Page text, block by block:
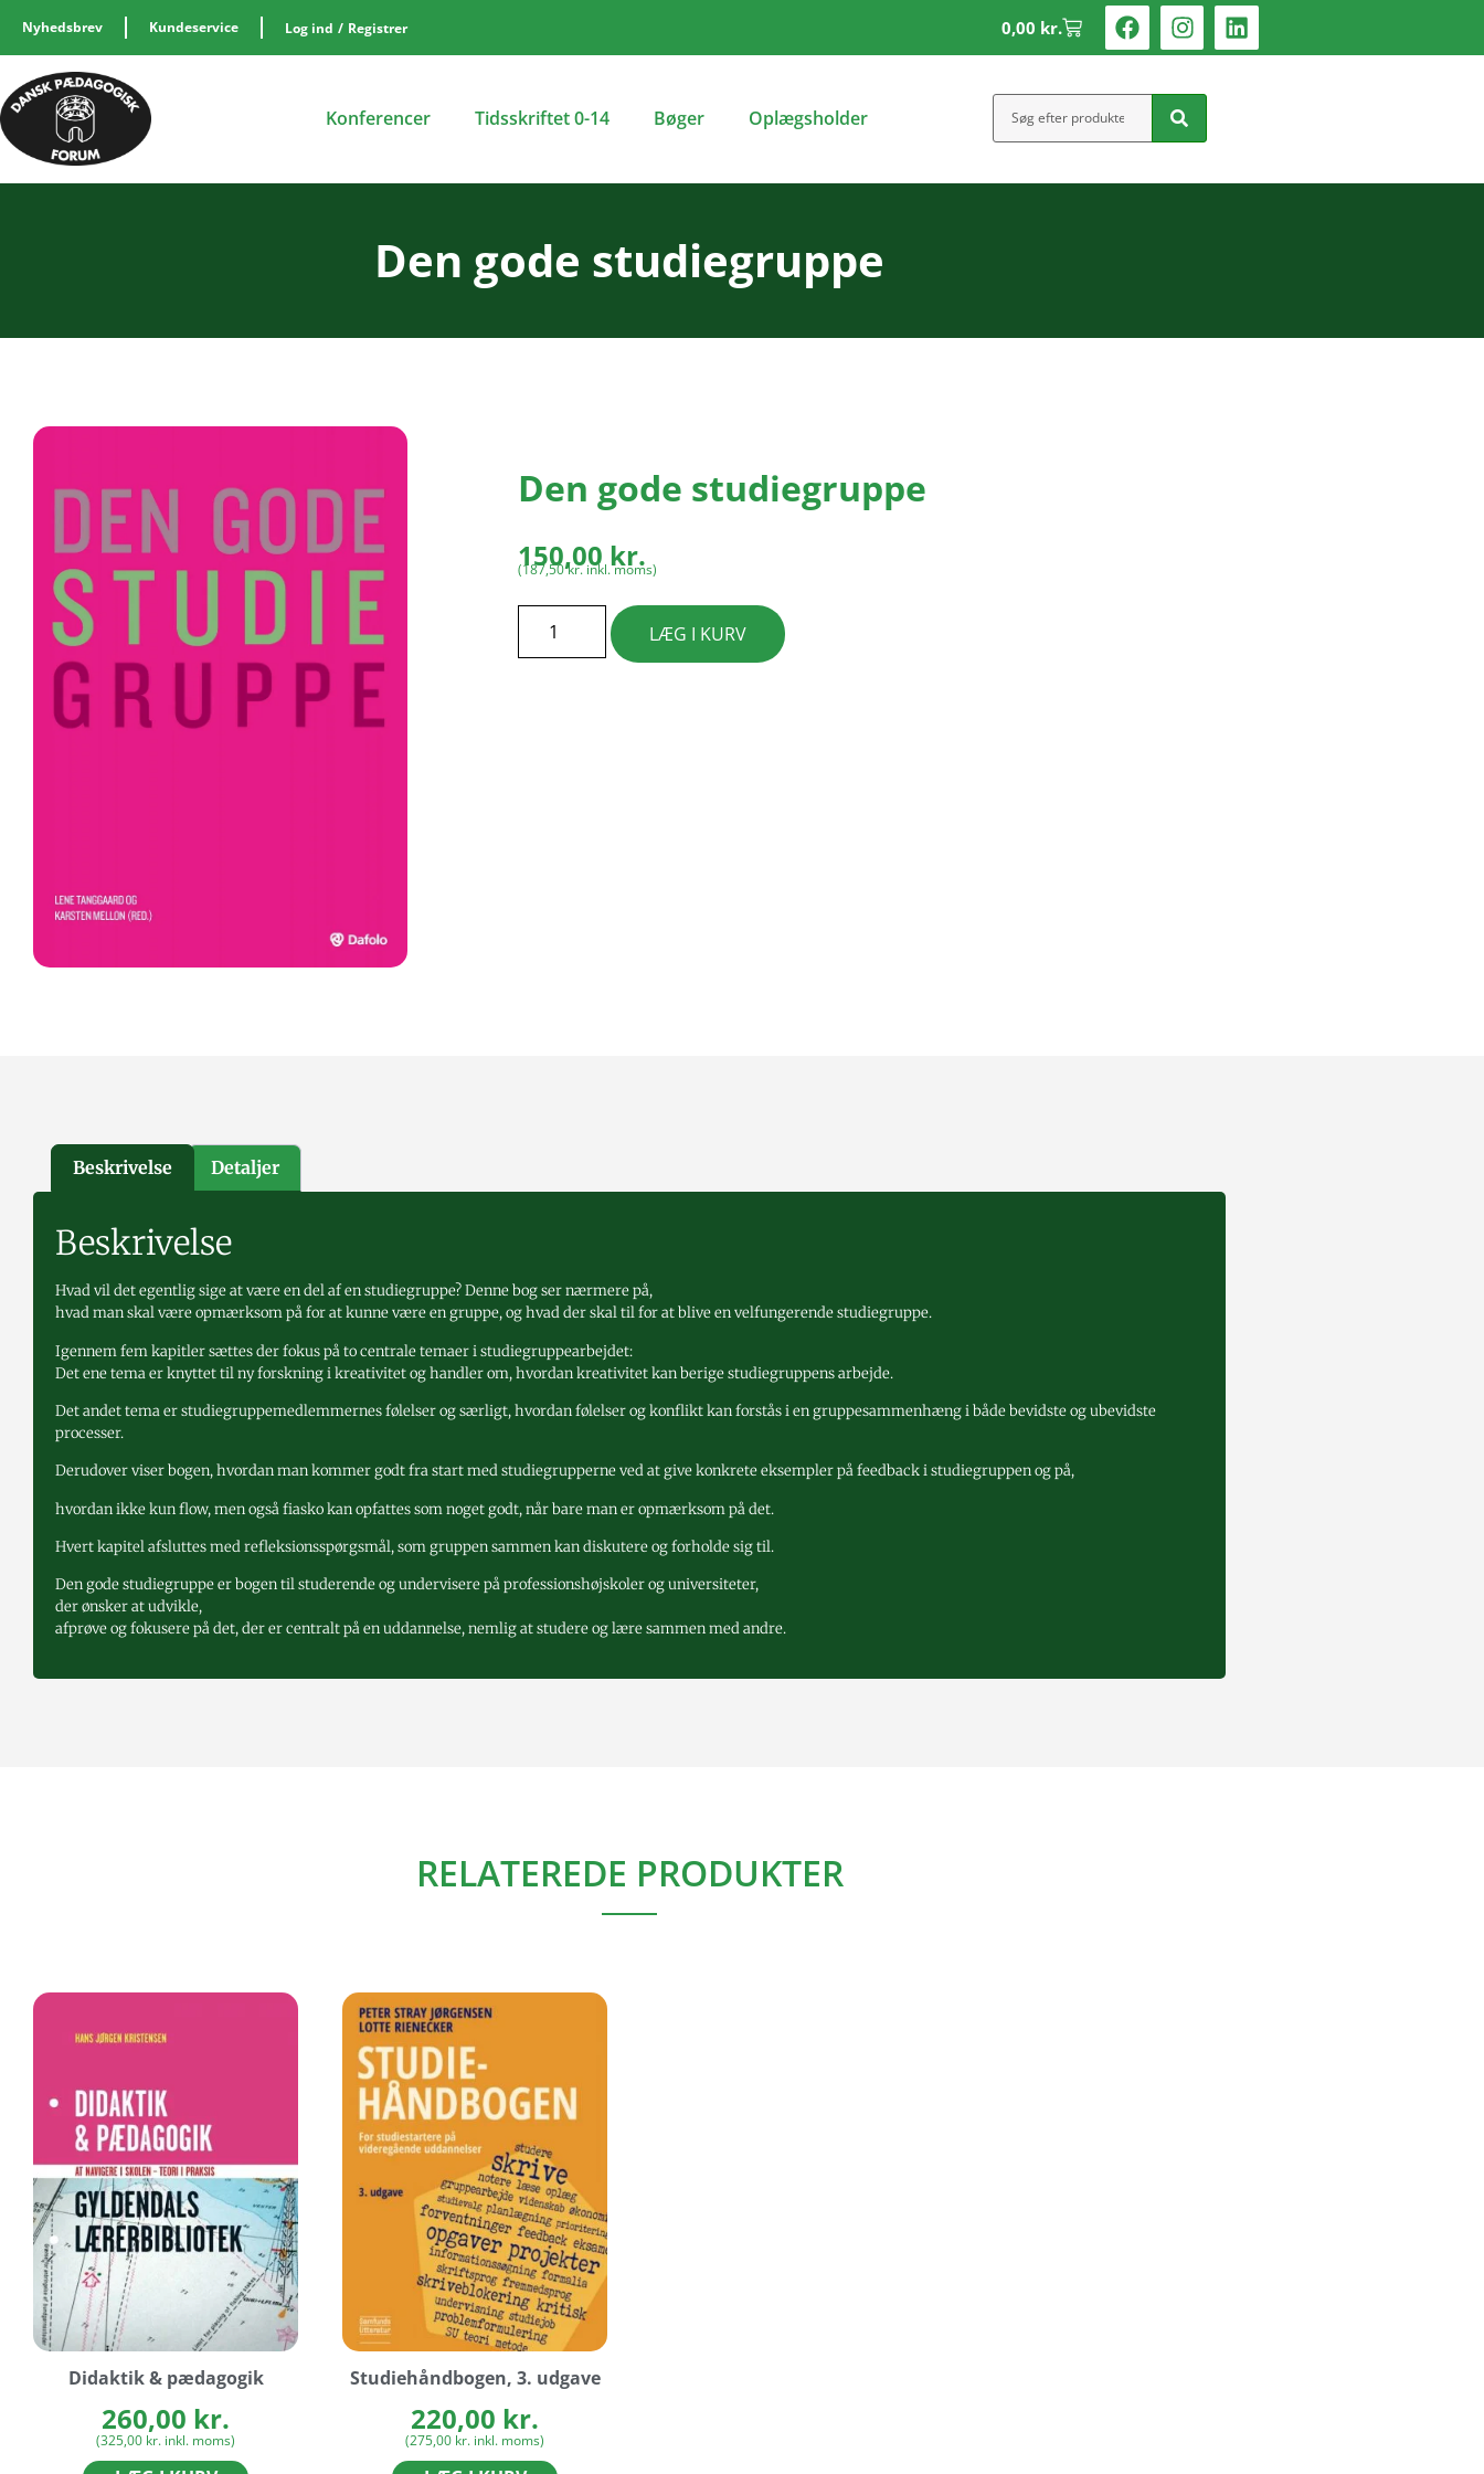
Nyhedsbrev Kundeservice Log ind / Registrer 0,00 kr.
Konferencer Tidsskriftet 0-14 Bøger Oplægsholder
Den gode studiegruppe
Den gode studiegruppe
150,00kr.
(187,50kr.inkl. moms)
LÆG I KURV
Beskrivelse Detaljer
Beskrivelse
Hvad vil det egentlig sige at være en del af en studiegruppe? Denne bog ser nærmere på,
hvad man skal være opmærksom på for at kunne være en gruppe, og hvad der skal til for at blive en velfungerende studiegruppe.
Igennem fem kapitler sættes der fokus på to centrale temaer i studiegruppearbejdet:
Det ene tema er knyttet til ny forskning i kreativitet og handler om, hvordan kreativitet kan berige studiegruppens arbejde.
Det andet tema er studiegruppemedlemmernes følelser og særligt, hvordan følelser og konflikt kan forstås i en gruppesammenhæng i både bevidste og ubevidste
processer.
Derudover viser bogen, hvordan man kommer godt fra start med studiegrupperne ved at give konkrete eksempler på feedback i studiegruppen og på,
hvordan ikke kun flow, men også fiasko kan opfattes som noget godt, når bare man er opmærksom på det.
Hvert kapitel afsluttes med refleksionsspørgsmål, som gruppen sammen kan diskutere og forholde sig til.
Den gode studiegruppe er bogen til studerende og undervisere på professionshøjskoler og universiteter,
der ønsker at udvikle,
afprøve og fokusere på det, der er centralt på en uddannelse, nemlig at studere og lære sammen med andre.
RELATEREDE PRODUKTER
Didaktik & pædagogik
260,00 kr.
(325,00 kr. inkl. moms)
Studiehåndbogen, 3. udgave
220,00 kr.
(275,00 kr. inkl. moms)